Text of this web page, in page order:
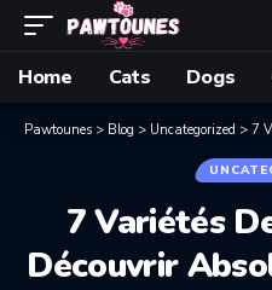
Home
Cats Dogs
Pawtounes > Blog > Uncategorized > 7
7 Variétés
Découvrir